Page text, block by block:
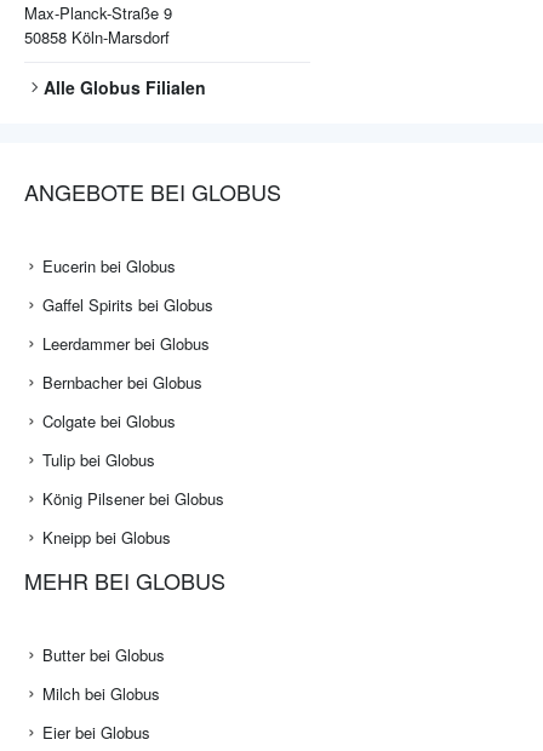
Max-Planck-Straße 9
50858 Köln-Marsdorf
Alle Globus Filialen
ANGEBOTE BEI GLOBUS
Eucerin bei Globus
Gaffel Spirits bei Globus
Leerdammer bei Globus
Bernbacher bei Globus
Colgate bei Globus
Tulip bei Globus
König Pilsener bei Globus
Kneipp bei Globus
MEHR BEI GLOBUS
Butter bei Globus
Milch bei Globus
Eier bei Globus